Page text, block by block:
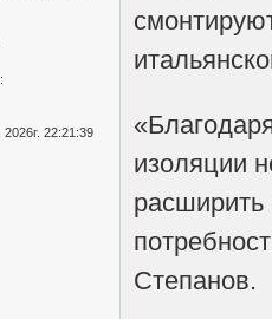
2026г. 22:21:39
изоляции
расширить
Степанов.